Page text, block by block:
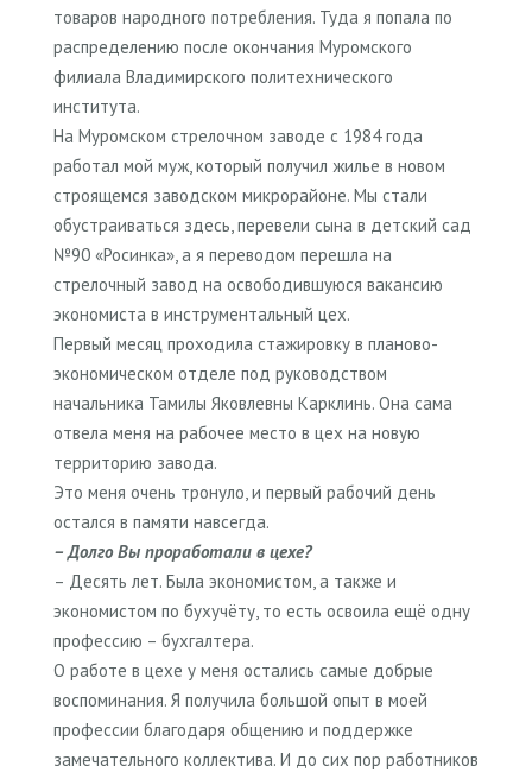
товаров народного потребления. Туда я попала по
распределению после окончания Муромского
филиала Владимирского политехнического
института.
На Муромском стрелочном заводе с 1984 года
работал мой муж, который получил жилье в новом
строящемся заводском микрорайоне. Мы стали
обустраиваться здесь, перевели сына в детский сад
№90 «Росинка», а я переводом перешла на
стрелочный завод на освободившуюся вакансию
экономиста в инструментальный цех.
Первый месяц проходила стажировку в планово-
экономическом отделе под руководством
начальника Тамилы Яковлевны Карклинь. Она сама
отвела меня на рабочее место в цех на новую
территорию завода.
Это меня очень тронуло, и первый рабочий день
остался в памяти навсегда.
– Долго Вы проработали в цехе?
– Десять лет. Была экономистом, а также и
экономистом по бухучёту, то есть освоила ещё одну
профессию – бухгалтера.
О работе в цехе у меня остались самые добрые
воспоминания. Я получила большой опыт в моей
профессии благодаря общению и поддержке
замечательного коллектива. И до сих пор работников